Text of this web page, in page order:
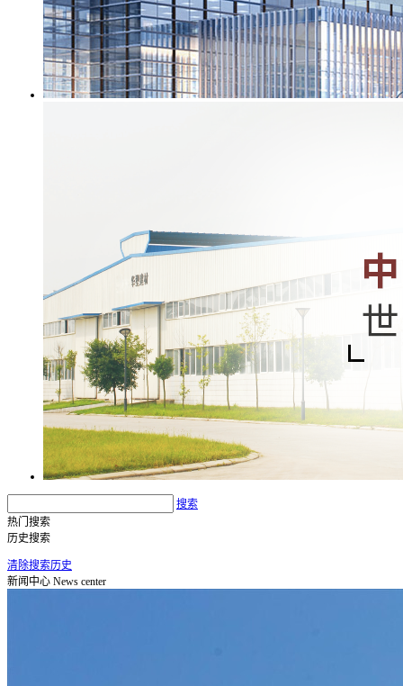
搜索
热门搜索
历史搜索
清除搜索历史
新闻中心 News center